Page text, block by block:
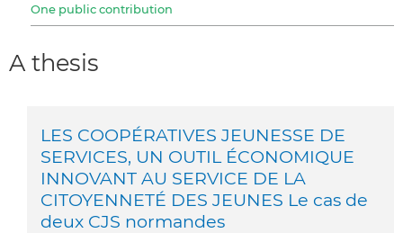
One public contribution
A thesis
LES COOPÉRATIVES JEUNESSE DE
SERVICES, UN OUTIL ÉCONOMIQUE
INNOVANT AU SERVICE DE LA
CITOYENNETÉ DES JEUNES Le cas de
deux CJS normandes